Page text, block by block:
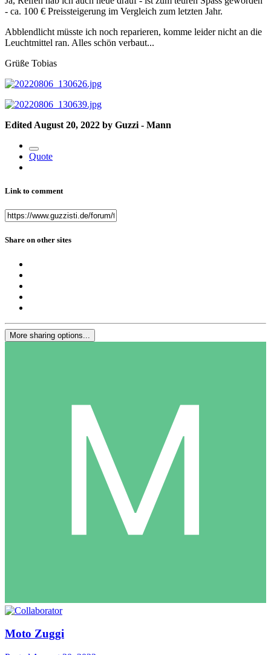
- ca. 100 € Preissteigerung im Vergleich zum letzten Jahr.
Abblendlicht müsste ich noch reparieren, komme leider nicht an die
Leuchtmittel ran. Alles schön verbaut...
Grüße Tobias
Edited August 20, 2022 by Guzzi - Mann
Quote
Link to comment
Share on other sites
More sharing options...
Moto Zuggi